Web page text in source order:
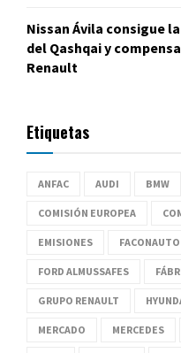
Nissan Ávila consigue
del Qashqai y
Renault
Etiquetas
ANFAC AUDI BMW
COMISIÓN EUROPEA
EMISIONES FACONAUTO
FORD ALMUSSAFES
GRUPO RENAULT
MERCADO MERCEDES